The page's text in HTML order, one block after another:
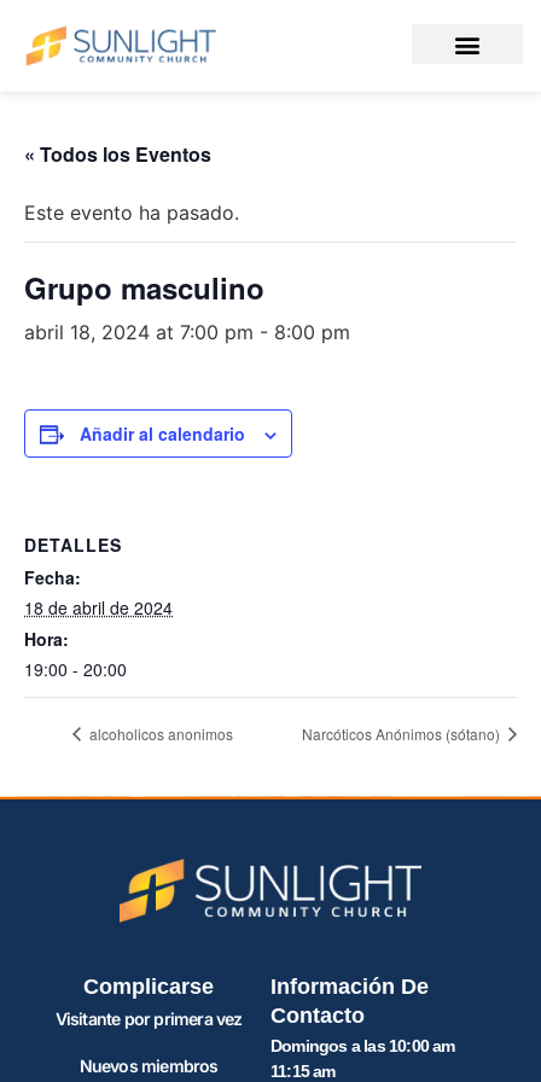
« Todos los Eventos
Este evento ha pasado.
Grupo masculino
abril 18, 2024 at 7:00 pm - 8:00 pm
Añadir al calendario
DETALLES
Fecha:
18 de abril de 2024
Hora:
19:00 - 20:00
alcoholicos anonimos Narcóticos Anónimos (sótano)
Complicarse
Visitante por primera vez
Nuevos miembros
Información De
Contacto
Domingos a las 10:00 am
11:15 am